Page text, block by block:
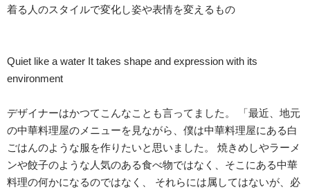
着る人のスタイルで変化し姿や表情を変えるもの
Quiet like a water It takes shape and expression with its
environment
デザイナーはかつてこんなことも言ってました。 「最近、地元
の中華料理屋のメニューを見ながら、僕は中華料理屋にある白
ごはんのような服を作りたいと思いました。 焼きめしやラーメ
ンや餃子のような人気のある食べ物ではなく、そこにある中華
料理の何かになるのではなく、 それらには属してはないが、必